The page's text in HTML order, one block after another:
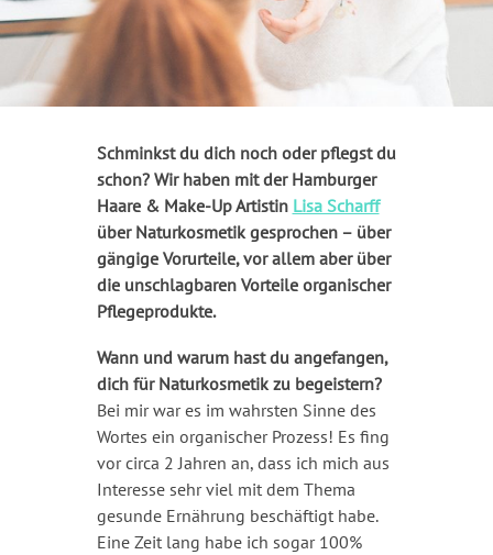
Schminkst du dich noch oder pflegst du
schon? Wir haben mit der Hamburger
Haare & Make-Up Artistin Lisa Scharff
über Naturkosmetik gesprochen – über
gängige Vorurteile, vor allem aber über
die unschlagbaren Vorteile organischer
Pflegeprodukte.
Wann und warum hast du angefangen,
dich für Naturkosmetik zu begeistern?
Bei mir war es im wahrsten Sinne des
Wortes ein organischer Prozess! Es fing
vor circa 2 Jahren an, dass ich mich aus
Interesse sehr viel mit dem Thema
gesunde Ernährung beschäftigt habe.
Eine Zeit lang habe ich sogar 100%